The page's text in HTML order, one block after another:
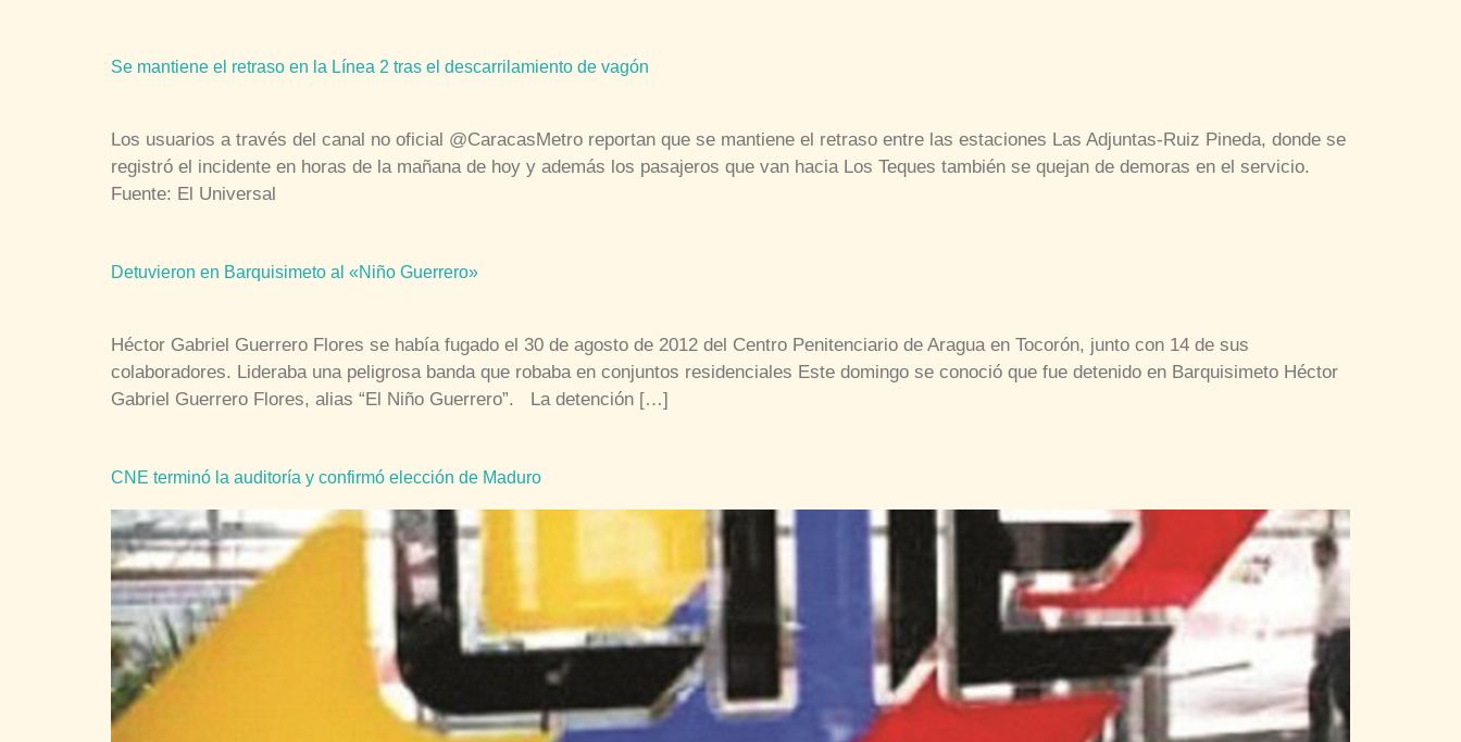
Se mantiene el retraso en la Línea 2 tras el descarrilamiento de vagón
Los usuarios a través del canal no oficial @CaracasMetro reportan que se mantiene el retraso entre las estaciones Las Adjuntas-Ruiz Pineda, donde se
registró el incidente en horas de la mañana de hoy y además los pasajeros que van hacia Los Teques también se quejan de demoras en el servicio.
Fuente: El Universal
Detuvieron en Barquisimeto al «Niño Guerrero»
Héctor Gabriel Guerrero Flores se había fugado el 30 de agosto de 2012 del Centro Penitenciario de Aragua en Tocorón, junto con 14 de sus
colaboradores. Lideraba una peligrosa banda que robaba en conjuntos residenciales Este domingo se conoció que fue detenido en Barquisimeto Héctor
Gabriel Guerrero Flores, alias “El Niño Guerrero”. La detención […]
CNE terminó la auditoría y confirmó elección de Maduro